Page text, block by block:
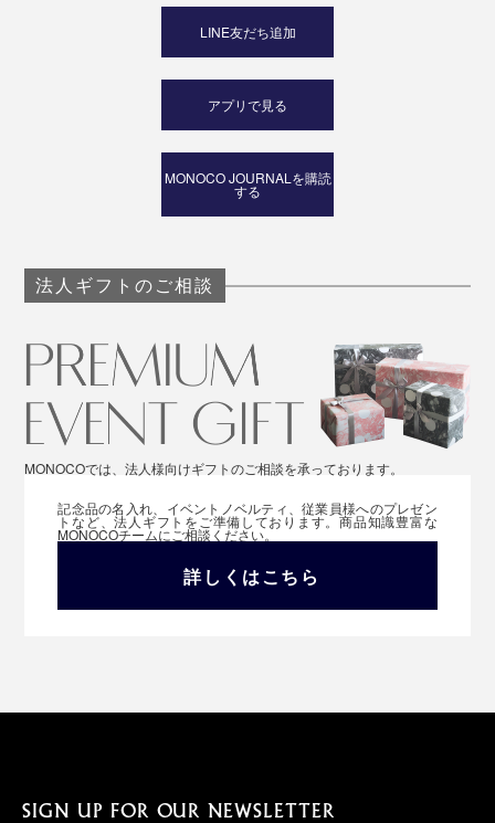
LINE友だち追加
アプリで見る
MONOCO JOURNALを購読
する
法人ギフトのご相談
MONOCOでは、法人様向けギフトのご相談を承っております。
記念品の名入れ、イベントノベルティ、従業員様へのプレゼン
トなど、法人ギフトをご準備しております。商品知識豊富な
MONOCOチームにご相談ください。
詳しくはこちら
SIGN UP FOR OUR NEWSLETTER